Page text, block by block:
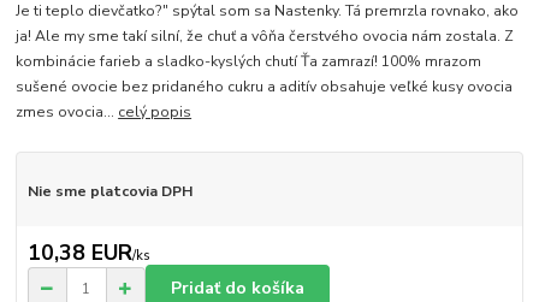
Je ti teplo dievčatko?" spýtal som sa Nastenky. Tá premrzla rovnako, ako
ja! Ale my sme takí silní, že chuť a vôňa čerstvého ovocia nám zostala. Z
kombinácie farieb a sladko-kyslých chutí Ťa zamrazí! 100% mrazom
sušené ovocie bez pridaného cukru a aditív obsahuje veľké kusy ovocia
zmes ovocia... celý popis
Nie sme platcovia DPH
10,38 EUR/ks
Pridať do košíka